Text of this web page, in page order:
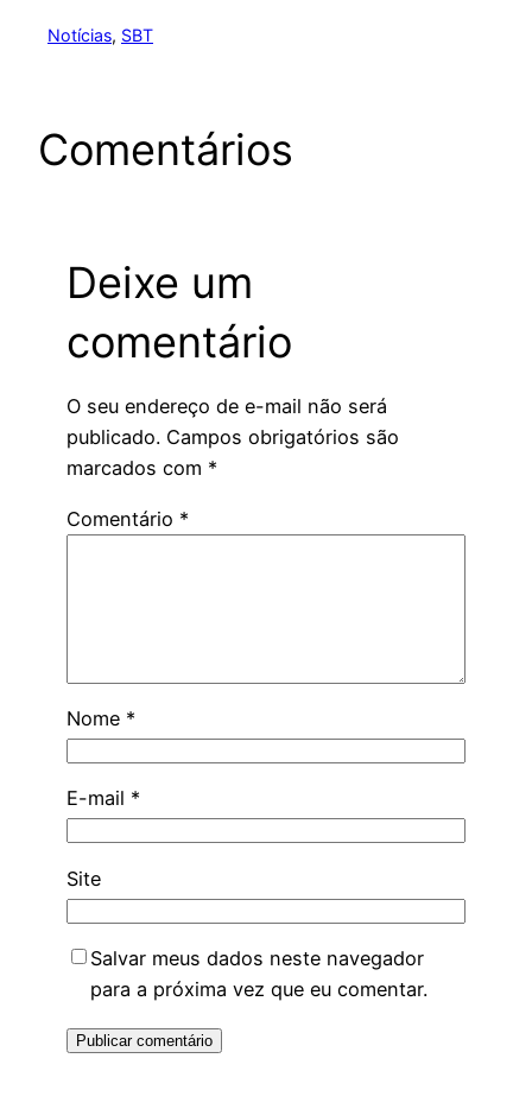
Notícias, SBT
Comentários
Deixe um
comentário
O seu endereço de e-mail não será
publicado. Campos obrigatórios são
marcados com *
Comentário *
Nome *
E-mail *
Site
Salvar meus dados neste navegador
para a próxima vez que eu comentar.